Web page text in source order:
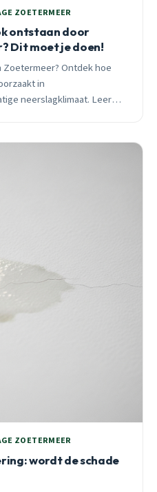
ZOETERMEER
ontstaan door
Dit moet je doen!
Ontdek hoe
in
neerslagklimaat. Leer
ZOETERMEER
wordt de schade